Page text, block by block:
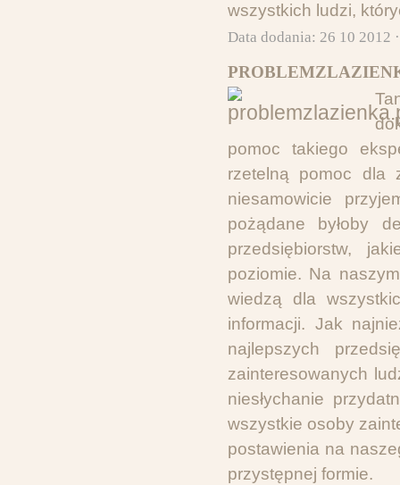
wszystkich ludzi,
Data dodania: 26 10 2012
pomoc takiego
rzetelną pomoc dla
niesamowicie
pożądane byłoby
przedsiębiorstw,
poziomie. Na
wiedzą dla
informacji. Jak
najlepszych
zainteresowanych
niesłychanie
wszystkie osoby
postawienia na
przystępnej formie.